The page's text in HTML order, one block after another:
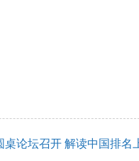
桌论坛召开 解读中国排名